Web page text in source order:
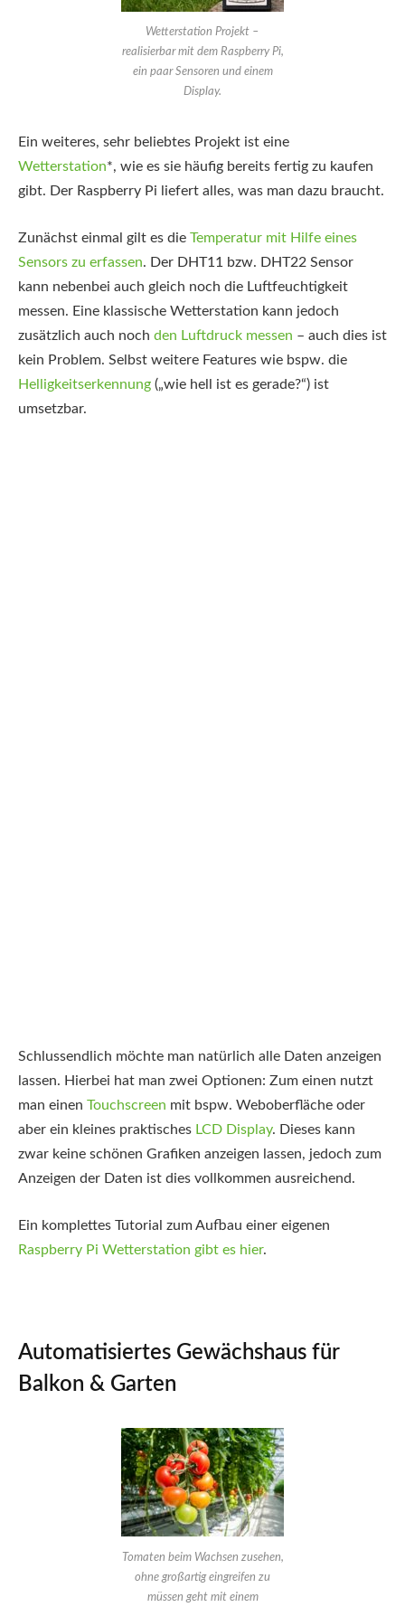
Wetterstation Projekt –
realisierbar mit dem Raspberry Pi,
ein paar Sensoren und einem
Display.
Ein weiteres, sehr beliebtes Projekt ist eine
Wetterstation*, wie es sie häufig bereits fertig zu kaufen
gibt. Der Raspberry Pi liefert alles, was man dazu braucht.
Zunächst einmal gilt es die Temperatur mit Hilfe eines
Sensors zu erfassen. Der DHT11 bzw. DHT22 Sensor
kann nebenbei auch gleich noch die Luftfeuchtigkeit
messen. Eine klassische Wetterstation kann jedoch
zusätzlich auch noch den Luftdruck messen – auch dies ist
kein Problem. Selbst weitere Features wie bspw. die
Helligkeitserkennung („wie hell ist es gerade?“) ist
umsetzbar.
Schlussendlich möchte man natürlich alle Daten anzeigen
lassen. Hierbei hat man zwei Optionen: Zum einen nutzt
man einen Touchscreen mit bspw. Weboberfläche oder
aber ein kleines praktisches LCD Display. Dieses kann
zwar keine schönen Grafiken anzeigen lassen, jedoch zum
Anzeigen der Daten ist dies vollkommen ausreichend.
Ein komplettes Tutorial zum Aufbau einer eigenen
Raspberry Pi Wetterstation gibt es hier.
Automatisiertes Gewächshaus für
Balkon & Garten
Tomaten beim Wachsen zusehen,
ohne großartig eingreifen zu
müssen geht mit einem